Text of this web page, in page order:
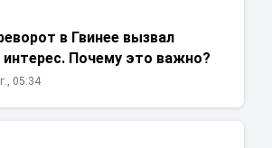
в Гвинее вызвал
Почему это важно?
05:34